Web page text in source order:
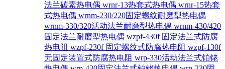
法兰碳素热电偶 wrnr-13热套式热电偶 wrnr-15热套
式热电偶 wrnm-230/220固定螺纹耐磨型热电偶
wrnm-330/320活动法兰耐磨型热电偶 wrnm-430/420
固定法兰耐磨型热电偶 wzpf-430f 固定法兰式防腐
热电阻 wzpf-230f 固定螺纹式防腐热电阻 wzpf-130f
无固定装置式防腐热电阻 wrp-330活动法兰式铂铑